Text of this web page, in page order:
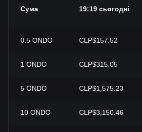
Сума 19:19 сьогодні
0.5 ONDO CLP$157.52
1 ONDO CLP$315.05
5 ONDO CLP$1,575.23
10 ONDO CLP$3,150.46